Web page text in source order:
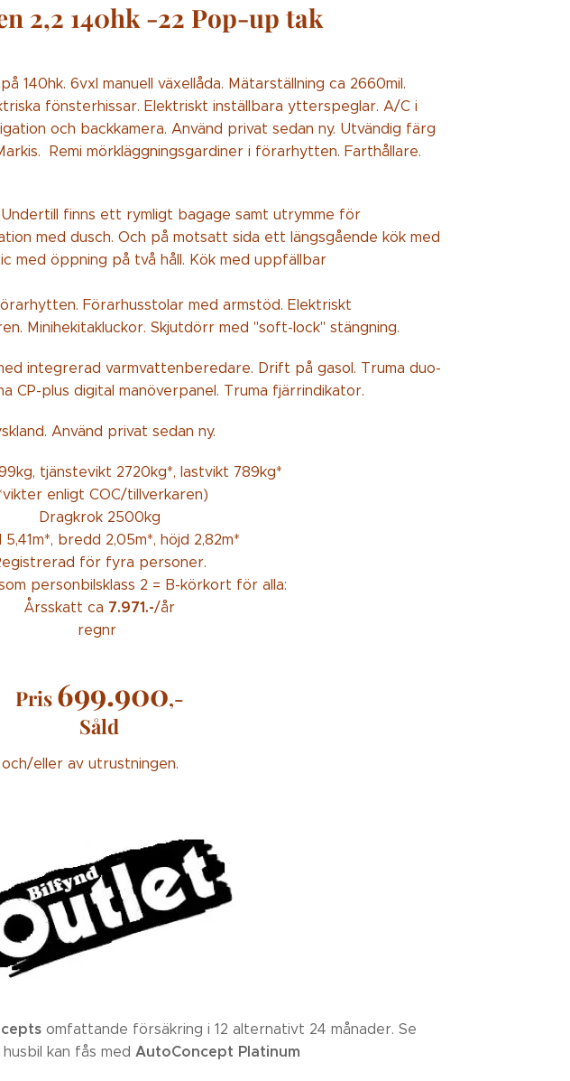
2,2 140hk -22 Pop-up tak
140hk. 6vxl manuell växellåda. Mätarställning ca 2660mil.
fönsterhissar. Elektriskt inställbara ytterspeglar. A/C i
och backkamera. Använd privat sedan ny. Utvändig färg
Remi mörkläggningsgardiner i förarhytten. Farthållare.
finns ett rymligt bagage samt utrymme för
med dusch. Och på motsatt sida ett längsgående kök med
med öppning på två håll. Kök med uppfällbar
Förarhusstolar med armstöd. Elektriskt
Minihekitakluckor. Skjutdörr med "soft-lock" stängning.
integrerad varmvattenberedare. Drift på gasol. Truma duo-
CP-plus digital manöverpanel. Truma fjärrindikator.
Använd privat sedan ny.
tjänstevikt 2720kg*, lastvikt 789kg*
enligt COC/tillverkaren)
Dragkrok 2500kg
5,41m*, bredd 2,05m*, höjd 2,82m*
för fyra personer.
personbilsklass 2 = B-körkort för alla:
Årsskatt ca 7.971.-/år
regnr
Pris 699.900,-
Såld
eller av utrustningen.
omfattande försäkring i 12 alternativt 24 månader. Se
kan fås med AutoConcept Platinum